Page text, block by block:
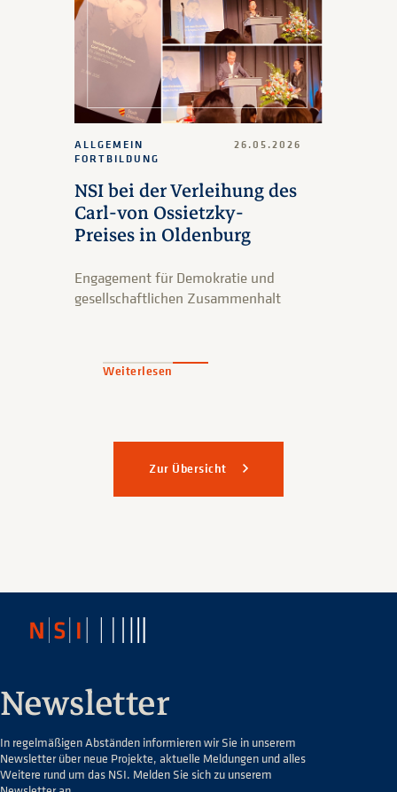
NSI bei der Verleihung des
Carl-von Ossietzky-
Preises in Oldenburg
ALLGEMEIN
FORTBILDUNG
26.05.2026
Engagement für Demokratie und
gesellschaftlichen Zusammenhalt
Weiterlesen
Zur Übersicht
Newsletter
In regelmäßigen Abständen informieren wir Sie in unserem
Newsletter über neue Projekte, aktuelle Meldungen und alles
Weitere rund um das NSI. Melden Sie sich zu unserem